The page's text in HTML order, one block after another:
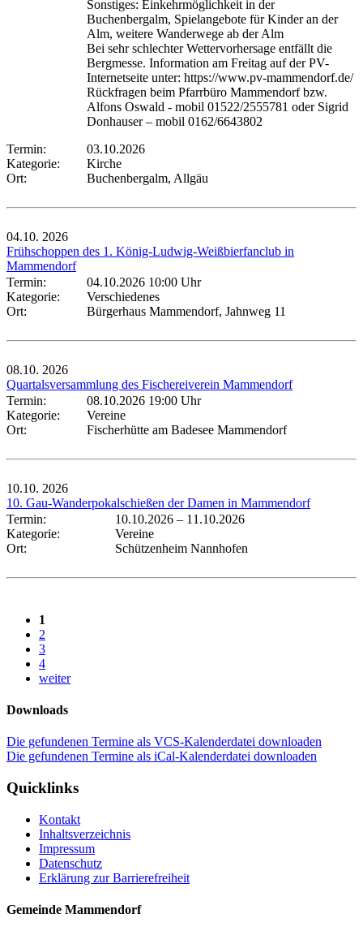
Sonstiges: Einkehrmöglichkeit in der
Buchenbergalm, Spielangebote für Kinder an der
Alm, weitere Wanderwege ab der Alm
Bei sehr schlechter Wettervorhersage entfällt die
Bergmesse. Information am Freitag auf der PV-
Internetseite unter: https://www.pv-mammendorf.de/
Rückfragen beim Pfarrbüro Mammendorf bzw.
Alfons Oswald - mobil 01522/2555781 oder Sigrid
Donhauser – mobil 0162/6643802
Termin:
03.10.2026
Kategorie:
Kirche
Ort:
Buchenbergalm, Allgäu
04.10. 2026
Frühschoppen des 1. König-Ludwig-Weißbierfanclub in
Mammendorf
Termin:
04.10.2026 10:00 Uhr
Kategorie:
Verschiedenes
Ort:
Bürgerhaus Mammendorf, Jahnweg 11
08.10. 2026
Quartalsversammlung des Fischereiverein Mammendorf
Termin:
08.10.2026 19:00 Uhr
Kategorie:
Vereine
Ort:
Fischerhütte am Badesee Mammendorf
10.10. 2026
10. Gau-Wanderpokalschießen der Damen in Mammendorf
Termin:
10.10.2026 – 11.10.2026
Kategorie:
Vereine
Ort:
Schützenheim Nannhofen
1
2
3
4
weiter
Downloads
Die gefundenen Termine als VCS-Kalenderdatei downloaden
Die gefundenen Termine als iCal-Kalenderdatei downloaden
Quicklinks
Kontakt
Inhaltsverzeichnis
Impressum
Datenschutz
Erklärung zur Barrierefreiheit
Gemeinde Mammendorf